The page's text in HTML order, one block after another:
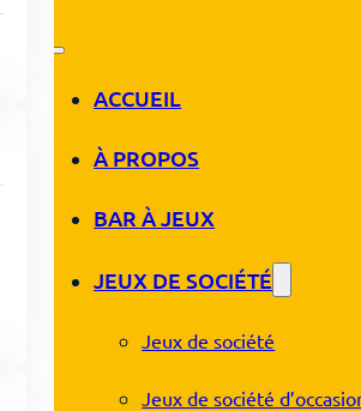
ACCUEIL
À PROPOS
BAR À JEUX
JEUX DE SOCIÉTÉ
Jeux de société
Jeux de société